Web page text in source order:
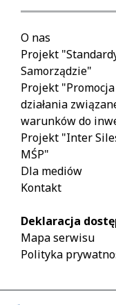
O nas
Projekt
Samorządzie"
Projekt
działania
warunków do
Projekt "Inter
MŚP"
Dla mediów
Kontakt
Deklaracja
Mapa serwisu
Polityka